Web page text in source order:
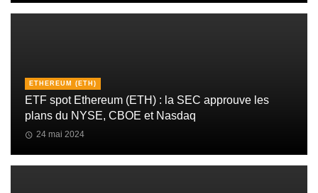
ETHEREUM (ETH)
ETF spot Ethereum (ETH) : la SEC approuve les
plans du NYSE, CBOE et Nasdaq
24 mai 2024